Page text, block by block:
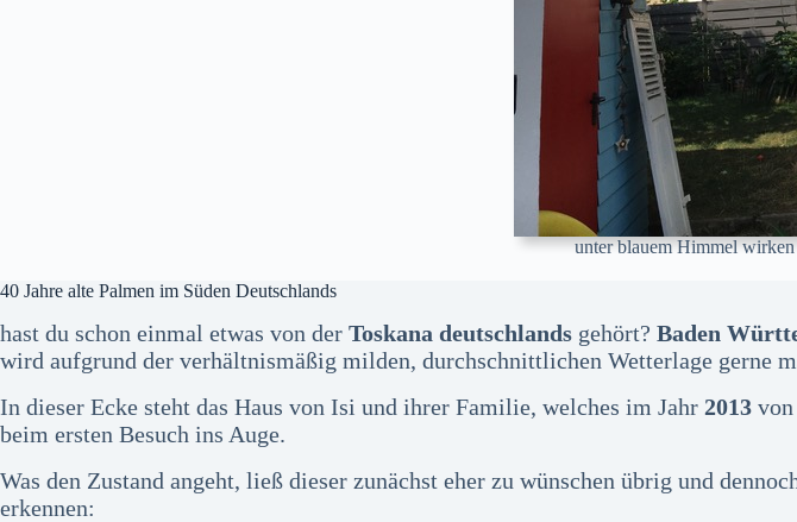
unter blauem Himmel
40 Jahre alte Palmen im Süden Deutschlands
hast du schon einmal etwas von der Toskana deutschlands gehört? Baden
wird aufgrund der verhältnismäßig milden, durchschnittlichen Wetterlage gerne
In dieser Ecke steht das Haus von Isi und ihrer Familie, welches im Jahr 2013
beim ersten Besuch ins Auge.
Was den Zustand angeht, ließ dieser zunächst eher zu wünschen übrig und
erkennen: